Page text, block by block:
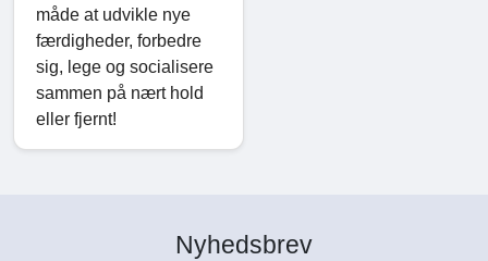
måde at udvikle nye
færdigheder, forbedre
sig, lege og socialisere
sammen på nært hold
eller fjernt!
Nyhedsbrev